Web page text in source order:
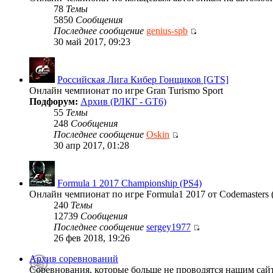
78 Темы
5850 Сообщения
Последнее сообщение genius-spb
30 май 2017, 09:23
Российская Лига Кибер Гонщиков [GTS]
Онлайн чемпионат по игре Gran Turismo Sport
Подфорум: Архив (РЛКГ - GT6)
55 Темы
248 Сообщения
Последнее сообщение Oskin
30 апр 2017, 01:28
Formula 1 2017 Championship (PS4)
Онлайн чемпионат по игре Formula1 2017 от Codemasters
240 Темы
12739 Сообщения
Последнее сообщение sergey1977
26 фев 2018, 19:26
Архив соревнований
Соревнования, которые больше не проводятся нашим